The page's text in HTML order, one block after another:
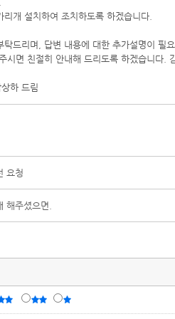
개 설치하여 조치하도록 하겠습니다.
드리며, 답변 내용에 대한 추가설명이 필
면 친절히 안내해 드리도록 하겠습니다.
하 드림
요청
해주셨으면.